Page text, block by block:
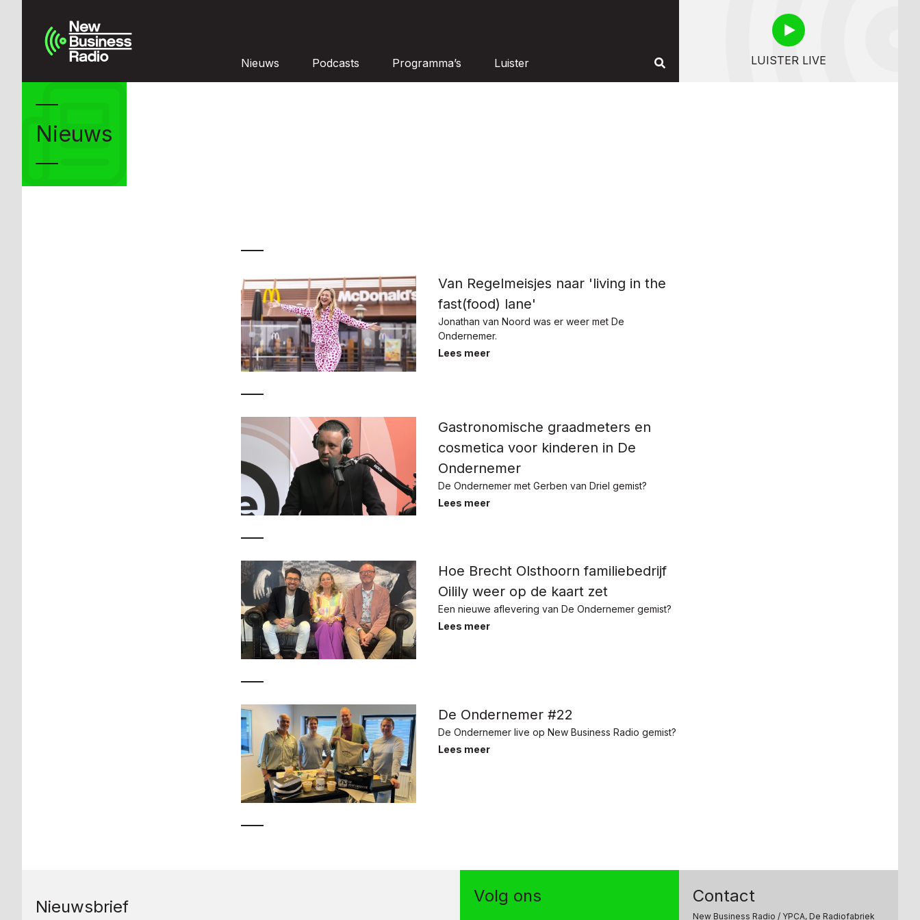
Nieuws Podcasts Programma’s Luister LUISTER LIVE
Nieuws
Van Regelmeisjes naar 'living in the
fast(food) lane'
Jonathan van Noord was er weer met De
Ondernemer.
Lees meer
Gastronomische graadmeters en
cosmetica voor kinderen in De
Ondernemer
De Ondernemer met Gerben van Driel gemist?
Lees meer
Hoe Brecht Olsthoorn familiebedrijf
Oilily weer op de kaart zet
Een nieuwe aflevering van De Ondernemer gemist?
Lees meer
De Ondernemer #22
De Ondernemer live op New Business Radio gemist?
Lees meer
Nieuwsbrief
Volg ons Contact
New Business Radio / YPCA, De Radiofabriek